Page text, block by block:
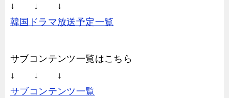
↓ ↓ ↓
韓国ドラマ放送予定一覧
サブコンテンツ一覧はこちら
↓ ↓ ↓
サブコンテンツ一覧